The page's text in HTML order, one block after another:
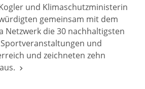
und Klimaschutzministerin
gemeinsam mit dem
Netzwerk die 30 nachhaltigsten
und
und zeichneten zehn